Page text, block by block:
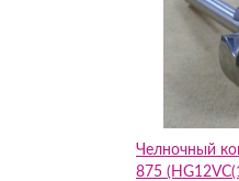
Челночный
875